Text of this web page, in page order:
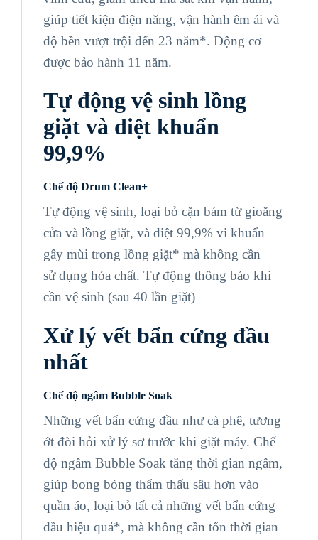
giúp tiết kiện điện năng, vận hành êm ái và
độ bền vượt trội đến 23 năm*. Động cơ
được bảo hành 11 năm.
Tự động vệ sinh lồng
giặt và diệt khuẩn
99,9%
Chế độ Drum Clean+
Tự động vệ sinh, loại bỏ cặn bám từ gioăng
cửa và lồng giặt, và diệt 99,9% vi khuẩn
gây mùi trong lồng giặt* mà không cần
sử dụng hóa chất. Tự động thông báo khi
cần vệ sinh (sau 40 lần giặt)
Xử lý vết bẩn cứng đầu
nhất
Chế độ ngâm Bubble Soak
Những vết bẩn cứng đầu như cà phê, tương
ớt đòi hỏi xử lý sơ trước khi giặt máy. Chế
độ ngâm Bubble Soak tăng thời gian ngâm,
giúp bong bóng thẩm thấu sâu hơn vào
quần áo, loại bỏ tất cả những vết bẩn cứng
đầu hiệu quả*, mà không cần tốn thời gian